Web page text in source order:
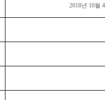
2018년 10월 4